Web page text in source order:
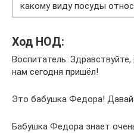
какому виду посуды
Ход НОД:
Воспитатель:
нам сегодня пришёл!
Это бабушка Федора!
Бабушка Федора знает